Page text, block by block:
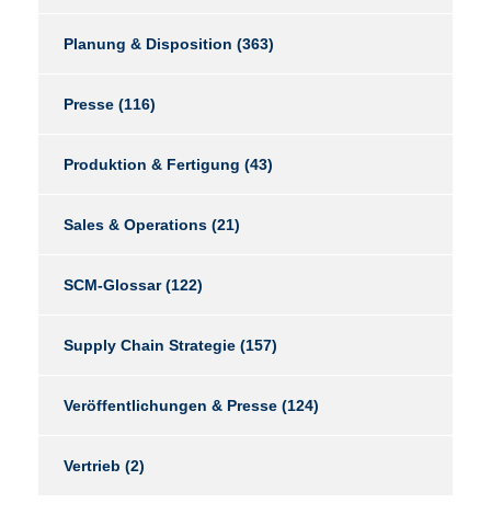
Planung & Disposition (363)
Presse (116)
Produktion & Fertigung (43)
Sales & Operations (21)
SCM-Glossar(122)
Supply Chain Strategie (157)
Veröffentlichungen & Presse (124)
Vertrieb (2)